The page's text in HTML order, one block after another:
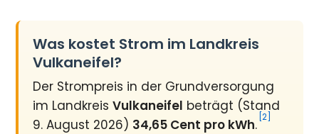
Was kostet Strom im Landkreis
Vulkaneifel?
Der Strompreis in der Grundversorgung
im LandkreisVulkaneifel beträgt (Stand
9. August 2026) 34,65 Cent pro kWh. [2]